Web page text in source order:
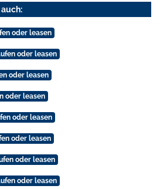
oder leasen
oder leasen
oder leasen
oder leasen
oder leasen
oder leasen
oder leasen
oder leasen